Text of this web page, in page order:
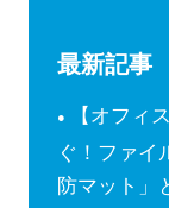
最新記事
【オフィ
ぐ！ファイ
防マット」